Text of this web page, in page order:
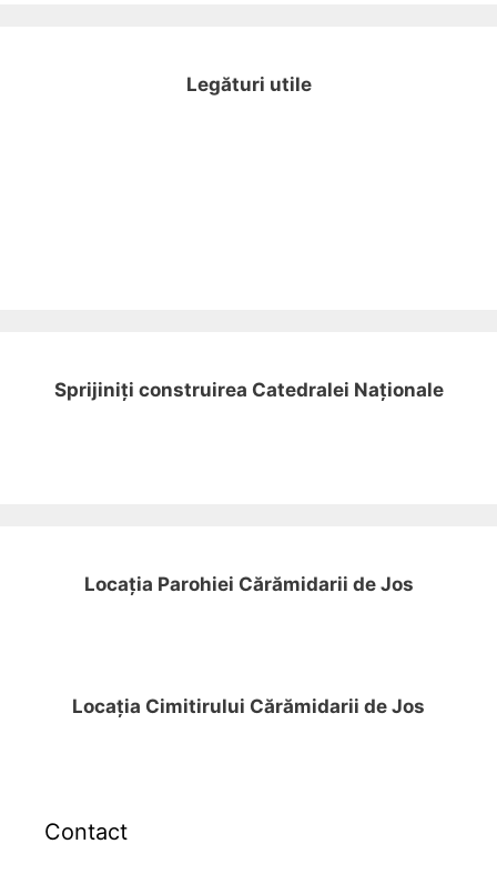
Legături utile
Sprijiniți construirea Catedralei Naționale
Locația Parohiei Cărămidarii de Jos
Locația Cimitirului Cărămidarii de Jos
Contact